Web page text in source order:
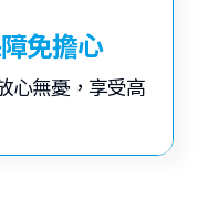
免擔心
心無憂，享受高